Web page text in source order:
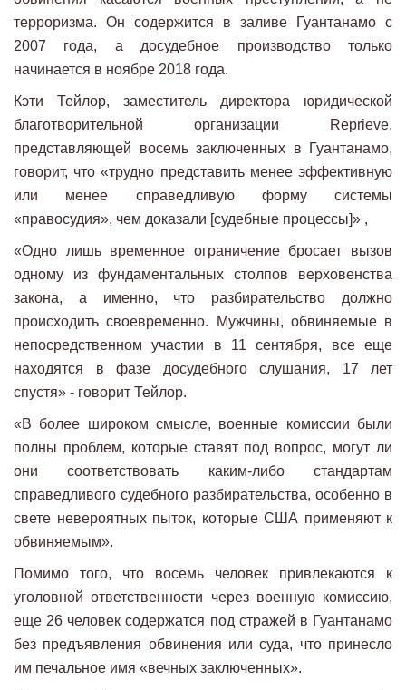
терроризма. Он содержится в заливе Гуантанамо с
2007 года, а досудебное производство только
начинается в ноябре 2018 года.
Кэти Тейлор, заместитель директора юридической
благотворительной организации Reprieve,
представляющей восемь заключенных в Гуантанамо,
говорит, что «трудно представить менее эффективную
или менее справедливую форму системы
«правосудия», чем доказали [судебные процессы]» ,
«Одно лишь временное ограничение бросает вызов
одному из фундаментальных столпов верховенства
закона, а именно, что разбирательство должно
происходить своевременно. Мужчины, обвиняемые в
непосредственном участии в 11 сентября, все еще
находятся в фазе досудебного слушания, 17 лет
спустя» - говорит Тейлор.
«В более широком смысле, военные комиссии были
полны проблем, которые ставят под вопрос, могут ли
они соответствовать каким-либо стандартам
справедливого судебного разбирательства, особенно в
свете невероятных пыток, которые США применяют к
обвиняемым».
Помимо того, что восемь человек привлекаются к
уголовной ответственности через военную комиссию,
еще 26 человек содержатся под стражей в Гуантанамо
без предъявления обвинения или суда, что принесло
им печальное имя «вечных заключенных».